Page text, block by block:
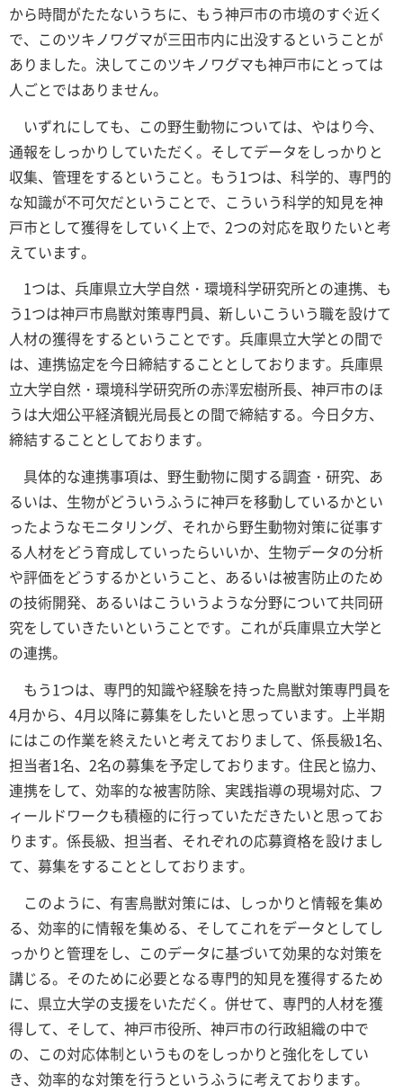
から時間がたたないうちに、もう神戸市の市境のすぐ近く
で、このツキノワグマが三田市内に出没するということが
ありました。決してこのツキノワグマも神戸市にとっては
人ごとではありません。
いずれにしても、この野生動物については、やはり今、
通報をしっかりしていただく。そしてデータをしっかりと
収集、管理をするということ。もう1つは、科学的、専門的
な知識が不可欠だということで、こういう科学的知見を神
戸市として獲得をしていく上で、2つの対応を取りたいと考
えています。
1つは、兵庫県立大学自然・環境科学研究所との連携、も
う1つは神戸市鳥獣対策専門員、新しいこういう職を設けて
人材の獲得をするということです。兵庫県立大学との間で
は、連携協定を今日締結することとしております。兵庫県
立大学自然・環境科学研究所の赤澤宏樹所長、神戸市のほ
うは大畑公平経済観光局長との間で締結する。今日夕方、
締結することとしております。
具体的な連携事項は、野生動物に関する調査・研究、あ
るいは、生物がどういうふうに神戸を移動しているかとい
ったようなモニタリング、それから野生動物対策に従事す
る人材をどう育成していったらいいか、生物データの分析
や評価をどうするかということ、あるいは被害防止のため
の技術開発、あるいはこういうような分野について共同研
究をしていきたいということです。これが兵庫県立大学と
の連携。
もう1つは、専門的知識や経験を持った鳥獣対策専門員を
4月から、4月以降に募集をしたいと思っています。上半期
にはこの作業を終えたいと考えておりまして、係長級1名、
担当者1名、2名の募集を予定しております。住民と協力、
連携をして、効率的な被害防除、実践指導の現場対応、フ
ィールドワークも積極的に行っていただきたいと思ってお
ります。係長級、担当者、それぞれの応募資格を設けまし
て、募集をすることとしております。
このように、有害鳥獣対策には、しっかりと情報を集め
る、効率的に情報を集める、そしてこれをデータとしてし
っかりと管理をし、このデータに基づいて効果的な対策を
講じる。そのために必要となる専門的知見を獲得するため
に、県立大学の支援をいただく。併せて、専門的人材を獲
得して、そして、神戸市役所、神戸市の行政組織の中で
の、この対応体制というものをしっかりと強化をしてい
き、効率的な対策を行うというふうに考えております。